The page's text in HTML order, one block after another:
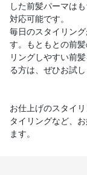
した前髪パーマは
対応可能です。
毎日のスタイリン
す。もともとの前
リングしやすい前
る方は、ぜひお試し
お仕上げのスタイ
タイリングなど、
ます。